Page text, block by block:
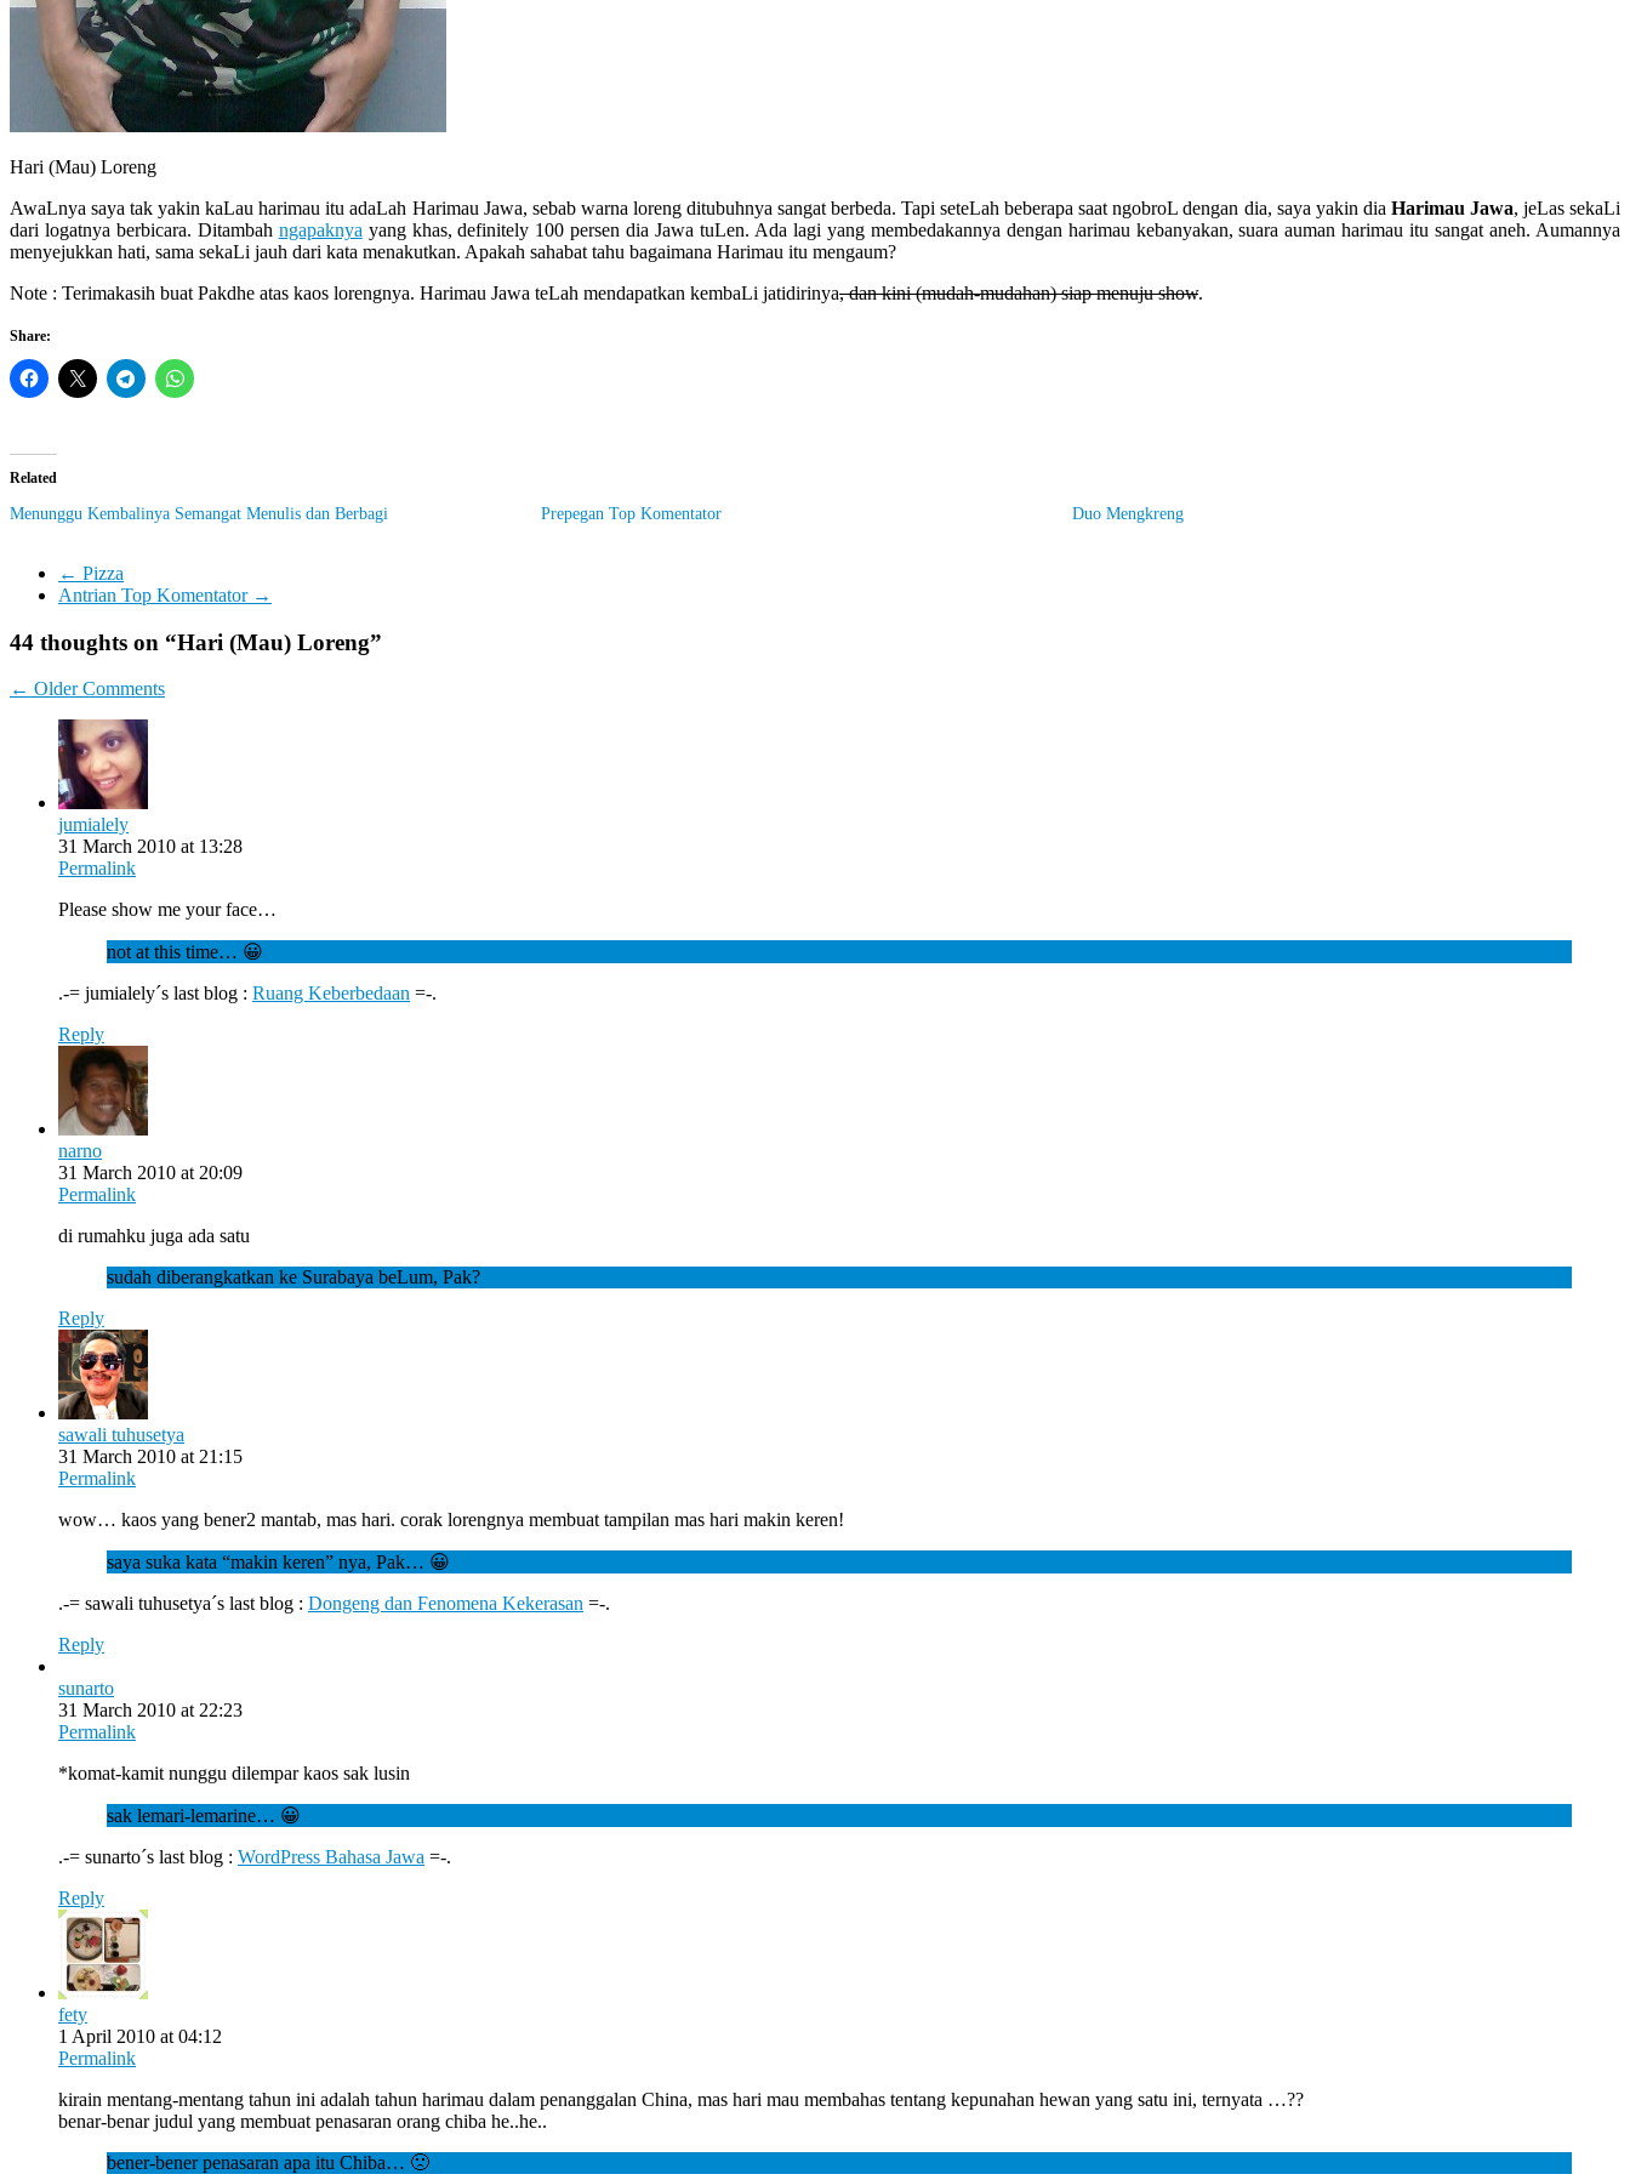
Hari (Mau) Loreng
AwaLnya saya tak yakin kaLau harimau itu adaLah Harimau Jawa, sebab warna loreng ditubuhnya sangat berbeda. Tapi seteLah beberapa saat ngobroL dengan dia, saya yakin dia Harimau Jawa, jeLas sekaLi
dari logatnya berbicara. Ditambah ngapaknya yang khas, definitely 100 persen dia Jawa tuLen. Ada lagi yang membedakannya dengan harimau kebanyakan, suara auman harimau itu sangat aneh. Aumannya
menyejukkan hati, sama sekaLi jauh dari kata menakutkan. Apakah sahabat tahu bagaimana Harimau itu mengaum?
Note : Terimakasih buat Pakdhe atas kaos lorengnya. Harimau Jawa teLah mendapatkan kembaLi jatidirinya, dan kini (mudah-mudahan) siap menuju show.
Share:
Related
Menunggu Kembalinya Semangat Menulis dan Berbagi Prepegan Top Komentator Duo Mengkreng
← Pizza
Antrian Top Komentator →
44 thoughts on “Hari (Mau) Loreng”
Comment
← Older Comments
jumialely
31 March 2010 at 13:28
Permalink
Please show me your face…
not at this time… 😀
.-= jumialely´s last blog : Ruang Keberbedaan =-.
Reply
narno
31 March 2010 at 20:09
Permalink
di rumahku juga ada satu
sudah diberangkatkan ke Surabaya beLum, Pak?
Reply
sawali tuhusetya
31 March 2010 at 21:15
Permalink
wow… kaos yang bener2 mantab, mas hari. corak lorengnya membuat tampilan mas hari makin keren!
saya suka kata “makin keren” nya, Pak… 😀
.-= sawali tuhusetya´s last blog : Dongeng dan Fenomena Kekerasan =-.
Reply
sunarto
31 March 2010 at 22:23
Permalink
*komat-kamit nunggu dilempar kaos sak lusin
sak lemari-lemarine… 😀
.-= sunarto´s last blog : WordPress Bahasa Jawa =-.
Reply
fety
1 April 2010 at 04:12
Permalink
kirain mentang-mentang tahun ini adalah tahun harimau dalam penanggalan China, mas hari mau membahas tentang kepunahan hewan yang satu ini, ternyata …??
benar-benar judul yang membuat penasaran orang chiba he..he..
bener-bener penasaran apa itu Chiba… 🙁